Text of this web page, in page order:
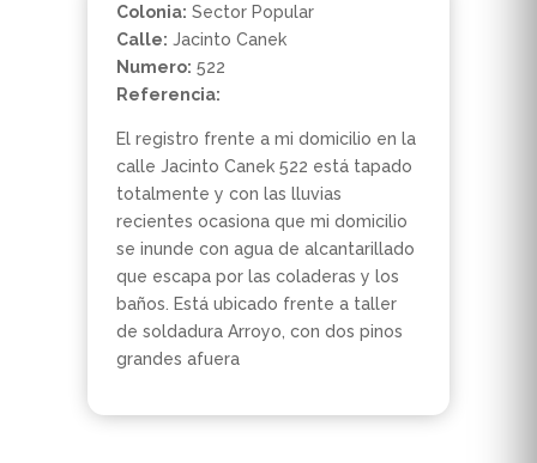
Colonia: Sector Popular
Calle: Jacinto Canek
Numero: 522
Referencia:
El registro frente a mi domicilio en la
calle Jacinto Canek 522 está tapado
totalmente y con las lluvias
recientes ocasiona que mi domicilio
se inunde con agua de alcantarillado
que escapa por las coladeras y los
baños. Está ubicado frente a taller
de soldadura Arroyo, con dos pinos
grandes afuera